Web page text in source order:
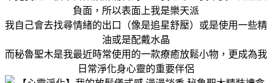
負面，所以表面上我是樂天派
我自己會去找尋情緒的出口（像是追星舒壓）或是使用一些精
油或是配戴水晶
而秘魯聖木是我最近時常使用的一款療癒放鬆小物，更成為我
日常淨化身心靈的重要伴侶